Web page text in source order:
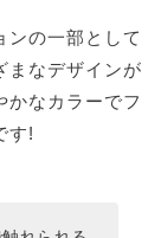
ンの一部として
まなデザインが
かなカラーでフ
す!